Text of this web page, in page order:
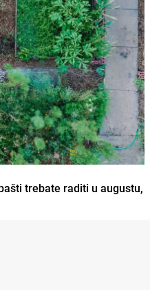
trebate raditi u augustu,